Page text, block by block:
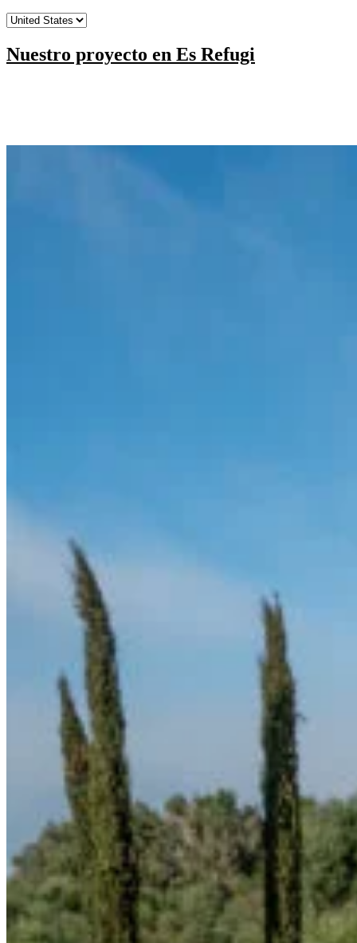
Nuestro proyecto en Es Refugi